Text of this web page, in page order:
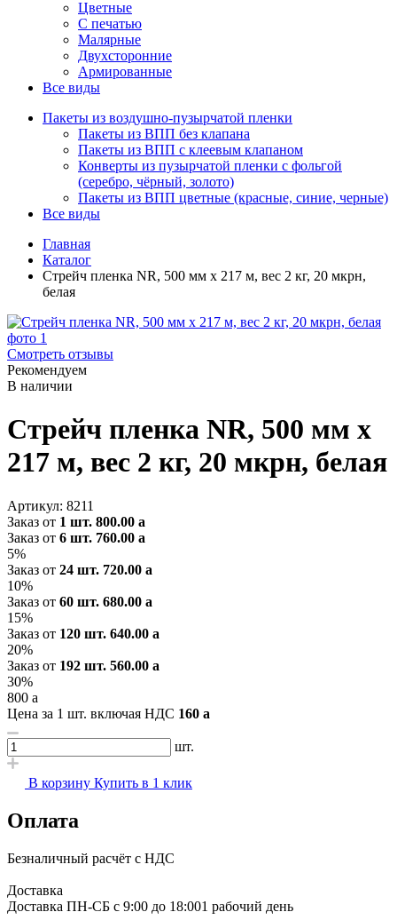
Цветные
С печатью
Малярные
Двухсторонние
Армированные
Все виды
Пакеты из воздушно-пузырчатой пленки
Пакеты из ВПП без клапана
Пакеты из ВПП с клеевым клапаном
Конверты из пузырчатой пленки с фольгой
(серебро, чёрный, золото)
Пакеты из ВПП цветные (красные, синие, черные)
Все виды
Главная
Каталог
Стрейч пленка NR, 500 мм х 217 м, вес 2 кг, 20 мкрн,
белая
Смотреть отзывы
Рекомендуем
В наличии
Стрейч пленка NR, 500 мм х
217 м, вес 2 кг, 20 мкрн, белая
Артикул: 8211
Заказ от 1 шт. 800.00 a
Заказ от 6 шт. 760.00 a
5%
Заказ от 24 шт. 720.00 a
10%
Заказ от 60 шт. 680.00 a
15%
Заказ от 120 шт. 640.00 a
20%
Заказ от 192 шт. 560.00 a
30%
800 a
Цена за 1 шт. включая НДС 160 a
шт.
В корзину Купить в 1 клик
Оплата
Безналичный расчёт с НДС
Доставка
Доставка ПН-СБ с 9:00 до 18:001 рабочий день